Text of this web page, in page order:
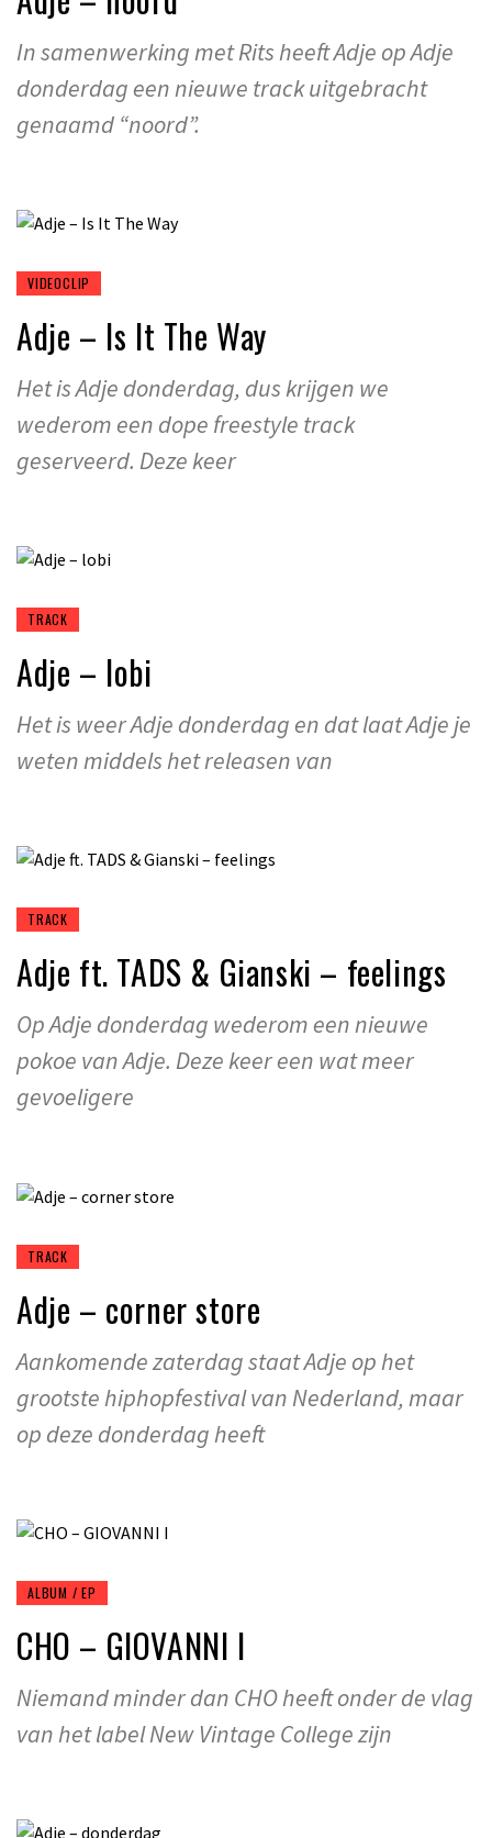
In samenwerking met Rits heeft Adje op Adje
donderdag een nieuwe track uitgebracht
genaamd “noord”.
VIDEOCLIP
Adje – Is It The Way
Het is Adje donderdag, dus krijgen we
wederom een dope freestyle track
geserveerd. Deze keer
TRACK
Adje – lobi
Het is weer Adje donderdag en dat laat Adje je
weten middels het releasen van
TRACK
Adje ft. TADS & Gianski – feelings
Op Adje donderdag wederom een nieuwe
pokoe van Adje. Deze keer een wat meer
gevoeligere
TRACK
Adje – corner store
Aankomende zaterdag staat Adje op het
grootste hiphopfestival van Nederland, maar
op deze donderdag heeft
ALBUM / EP
CHO – GIOVANNI I
Niemand minder dan CHO heeft onder de vlag
van het label New Vintage College zijn